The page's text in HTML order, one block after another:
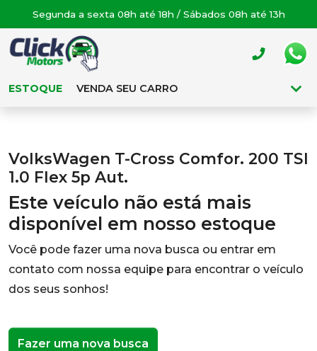
Segunda a sexta 08h até 18h / Sábados 08h até 13h
ESTOQUE VENDA SEU CARRO
VolksWagen T-Cross Comfor. 200 TSI
1.0 Flex 5p Aut.
Este veículo não está mais
disponível em nosso estoque
Você pode fazer uma nova busca ou entrar em
contato com nossa equipe para encontrar o veículo
dos seus sonhos!
Fazer uma nova busca